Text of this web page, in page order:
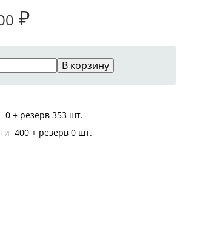
₽
В корзину
0 + резерв 353 шт.
400 + резерв 0 шт.